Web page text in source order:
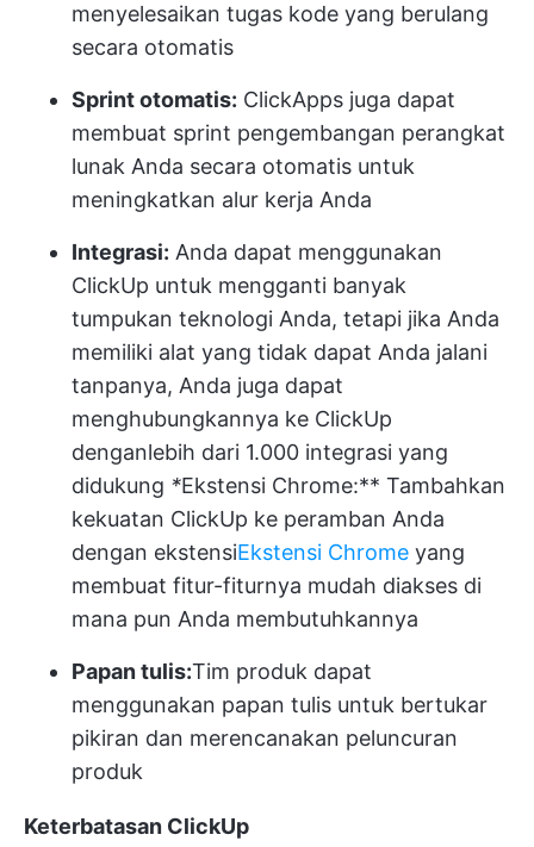
menyelesaikan tugas kode yang berulang
secara otomatis
Sprint otomatis: ClickApps juga dapat
membuat sprint pengembangan perangkat
lunak Anda secara otomatis untuk
meningkatkan alur kerja Anda
Integrasi: Anda dapat menggunakan
ClickUp untuk mengganti banyak
tumpukan teknologi Anda, tetapi jika Anda
memiliki alat yang tidak dapat Anda jalani
tanpanya, Anda juga dapat
menghubungkannya ke ClickUp
denganlebih dari 1.000 integrasi yang
didukung *Ekstensi Chrome:** Tambahkan
kekuatan ClickUp ke peramban Anda
dengan ekstensiEkstensi Chrome yang
membuat fitur-fiturnya mudah diakses di
mana pun Anda membutuhkannya
Papan tulis:Tim produk dapat
menggunakan papan tulis untuk bertukar
pikiran dan merencanakan peluncuran
produk
Keterbatasan ClickUp